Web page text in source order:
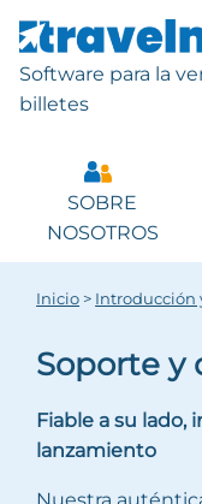
Software para la
billetes
SOBRE
NOSOTROS
Inicio > Introducción
Soporte y
Fiable a su lado,
lanzamiento